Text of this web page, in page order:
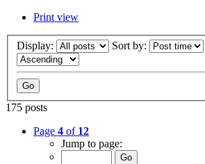
Print view
Display: Sort by:
175 posts
Page 4 of 12
Jump to page: